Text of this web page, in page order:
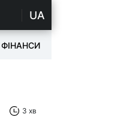
UA
3 хв